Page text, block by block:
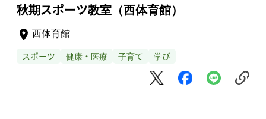
秋期スポーツ教室（西体育館）
西体育館
スポーツ 健康・医療 子育て 学び